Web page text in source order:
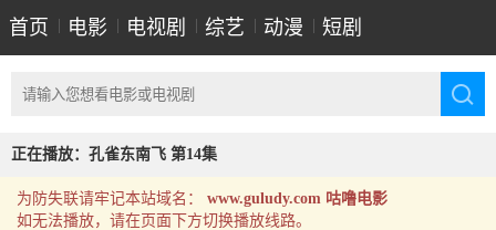
首页 电影 电视剧 综艺 动漫 短剧
正在播放：孔雀东南飞 第14集
为防失联请牢记本站域名： www.guludy.com 咕噜电影
如无法播放，请在页面下方切换播放线路。